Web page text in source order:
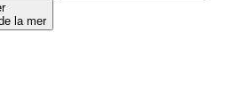
la mer